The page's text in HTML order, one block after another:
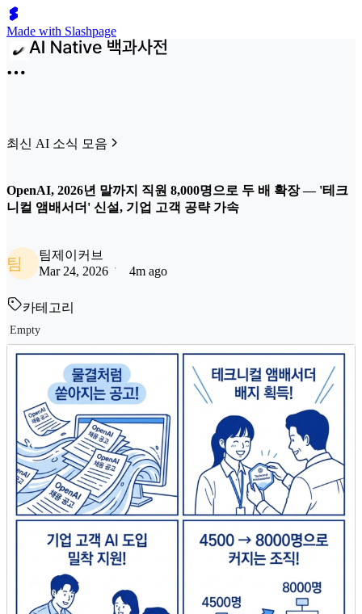
Made with Slashpage
최신 AI 소식 모음
OpenAI, 2026년 말까지 직원 8,000명으로 두 배 확장 — '테크
니컬 앰배서더' 신설, 기업 고객 공략 가속
팀
팀제이커브
Mar 24, 2026
4m ago
카테고리
Empty